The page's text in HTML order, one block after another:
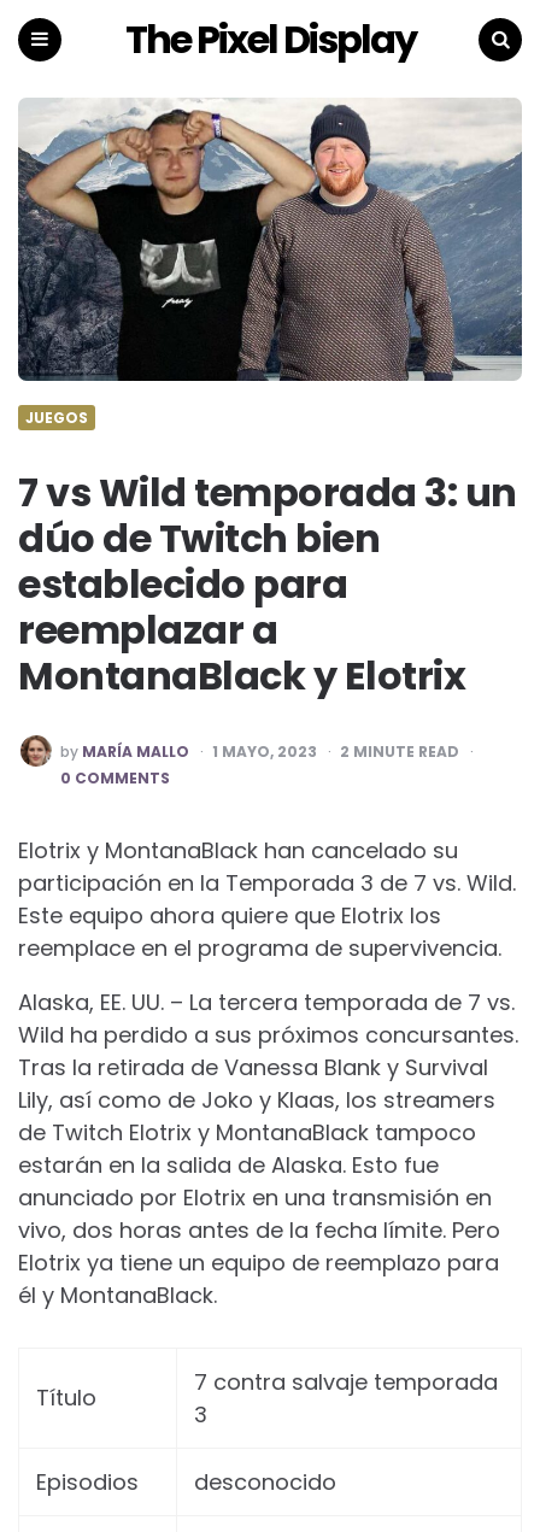
The Pixel Display
JUEGOS
7 vs Wild temporada 3: un
dúo de Twitch bien
establecido para
reemplazar a
MontanaBlack y Elotrix
POSTED
BY
by MARÍA MALLO 1 MAYO, 2023 2 MINUTE READ
0 COMMENTS
Elotrix y MontanaBlack han cancelado su
participación en la Temporada 3 de 7 vs. Wild.
Este equipo ahora quiere que Elotrix los
reemplace en el programa de supervivencia.
Alaska, EE. UU. – La tercera temporada de 7 vs.
Wild ha perdido a sus próximos concursantes.
Tras la retirada de Vanessa Blank y Survival
Lily, así como de Joko y Klaas, los streamers
de Twitch Elotrix y MontanaBlack tampoco
estarán en la salida de Alaska. Esto fue
anunciado por Elotrix en una transmisión en
vivo, dos horas antes de la fecha límite. Pero
Elotrix ya tiene un equipo de reemplazo para
él y MontanaBlack.
Título
7 contra salvaje temporada
3
Episodios desconocido